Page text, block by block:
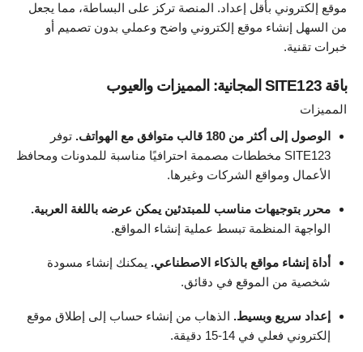
موقع إلكتروني بأقل إعداد. المنصة تركز على البساطة، مما يجعل
من السهل إنشاء موقع إلكتروني واضح وعملي بدون تصميم أو
خبرات تقنية.
باقة SITE123 المجانية: المميزات والعيوب
المميزات
الوصول إلى أكثر من 180 قالب متوافق مع الهواتف.
توفر
SITE123 مخططات مصممة احترافيًا مناسبة للمدونات ومحافظ
الأعمال ومواقع الشركات وغيرها.
محرر بتوجيهات مناسب للمبتدئين يمكن عرضه باللغة العربية.
الواجهة المنظمة تبسط عملية إنشاء المواقع.
أداة إنشاء مواقع بالذكاء الاصطناعي. يمكنك إنشاء مسودة
شخصية من الموقع في دقائق.
إعداد سريع وبسيط. الذهاب من إنشاء حساب إلى إطلاق موقع
إلكتروني فعلي في 14-15 دقيقة.